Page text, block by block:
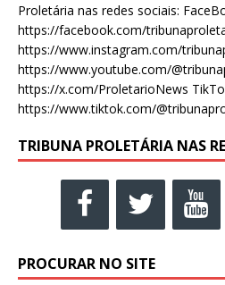
Proletária nas redes sociais:
https://facebook.com/
https://www.instagram.com/
https://www.youtube.com/
https://x.com/ProletarioNews
https://www.tiktok.com/
TRIBUNA PROLETÁRIA NAS
PROCURAR NO SITE